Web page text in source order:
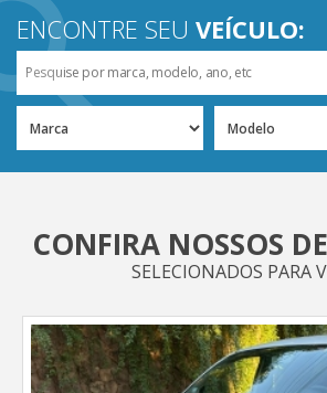
ENCONTRE SEU VEÍCULO:
CONFIRA NOSSOS
SELECIONADOS PARA